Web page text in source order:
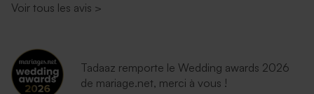
Voir tous les avis >
Tadaaz remporte le Wedding awards 2026
de mariage.net, merci à vous !